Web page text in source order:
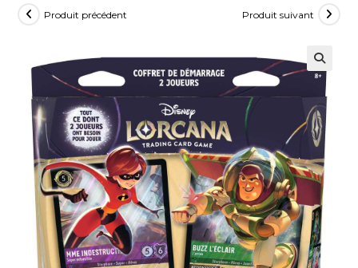
Produit précédent Produit suivant